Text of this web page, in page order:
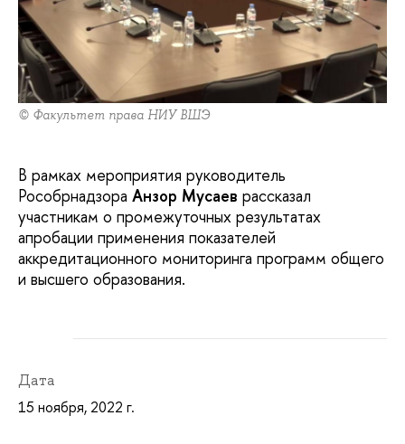
© Факультет права НИУ ВШЭ
В рамках мероприятия руководитель
Рособрнадзора Анзор Мусаев рассказал
участникам о промежуточных результатах
апробации применения показателей
аккредитационного мониторинга программ общего
и высшего образования.
Дата
15 ноября, 2022 г.